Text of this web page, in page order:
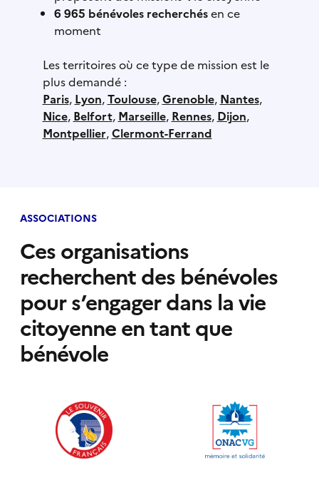
6 965 bénévoles recherchésen ce
moment
Les territoires où ce type de mission est le
plus demandé :
Paris, Lyon,Toulouse,Grenoble, Nantes,
Nice, Belfort, Marseille, Rennes, Dijon,
Montpellier,Clermont-Ferrand
ASSOCIATIONS
Ces organisations
recherchent des bénévoles
pour s’engager dans la vie
citoyenne en tant que
bénévole